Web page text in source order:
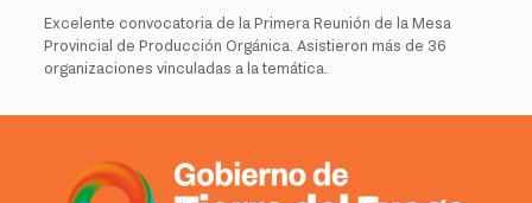
Excelente convocatoria de la Primera Reunión de la Mesa
Provincial de Producción Orgánica. Asistieron más de 36
organizaciones vinculadas a la temática.